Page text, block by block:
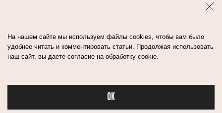
На нашем сайте мы используем файлы cookies, чтобы вам было
удобнее читать и комментировать статьи. Продолжая использовать
наш сайт, вы даете согласие на обработку cookie.
OK